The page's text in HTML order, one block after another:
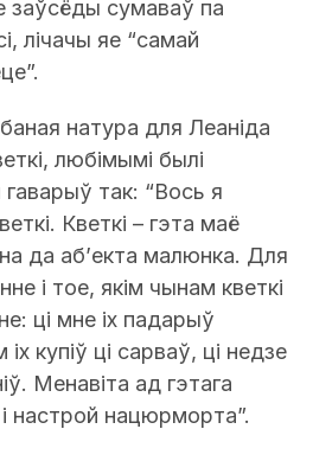
заўсёды сумаваў па
лічачы яе “самай
натура для Леаніда
любімымі былі
так: “Вось я
Кветкі – гэта маё
да аб’екта малюнка. Для
і тое, якім чынам кветкі
ці мне іх падарыў
іх купіў ці сарваў, ці недзе
Менавіта ад гэтага
настрой нацюрморта”.